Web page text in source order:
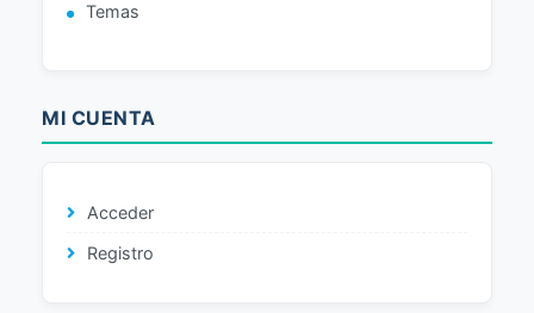
Temas
MI CUENTA
Acceder
Registro